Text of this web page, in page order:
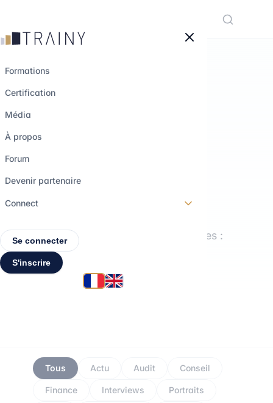
Formations
Certification
Média
À propos
Forum
Devenir partenaire
Connect
Se connecter
S'inscrire
Comprendre les
Explorer les
parcours.
Interviews, formations, décryptages :
tout pour construire ton projet
professionnel.
Tous Actu Audit Conseil
Finance Interviews Portraits